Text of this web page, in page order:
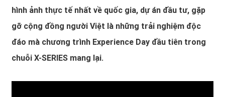
hình ảnh thực tế nhất về quốc gia, dự án đầu tư, gặp
gỡ cộng đồng người Việt là những trải nghiệm độc
đáo mà chương trình Experience Day đầu tiên trong
chuỗi X-SERIES mang lại.